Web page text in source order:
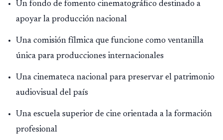
Un fondo de fomento cinematográfico destinado a
apoyar la producción nacional
Una comisión fílmica que funcione como ventanilla
única para producciones internacionales
Una cinemateca nacional para preservar el patrimonio
audiovisual del país
Una escuela superior de cine orientada a la formación
profesional